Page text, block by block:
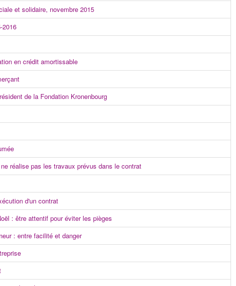
et solidaire, novembre 2015
2016
en crédit amortissable
de la Fondation Kronenbourg
réalise pas les travaux prévus dans le contrat
d'un contrat
: être attentif pour éviter les pièges
: entre facilité et danger